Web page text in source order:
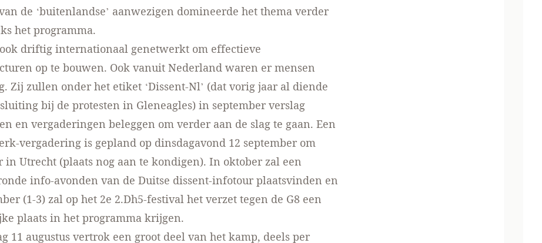
de ‘buitenlandse’ aanwezigen domineerde het thema verder
het programma.
driftig internationaal genetwerkt om effectieve
op te bouwen. Ook vanuit Nederland waren er mensen
Zij zullen onder het etiket ‘Dissent-Nl’ (dat vorig jaar al diende
bij de protesten in Gleneagles) in september verslag
en vergaderingen beleggen om verder aan de slag te gaan. Een
vergadering is gepland op dinsdagavond 12 september om
in Utrecht (plaats nog aan te kondigen). In oktober zal een
info-avonden van de Duitse dissent-infotour plaatsvinden en
(1-3) zal op het 2e 2.Dh5-festival het verzet tegen de G8 een
plaats in het programma krijgen.
11 augustus vertrok een groot deel van het kamp, deels per